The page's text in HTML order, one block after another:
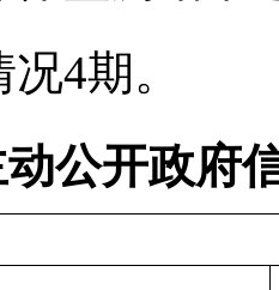
4期。
公开政府